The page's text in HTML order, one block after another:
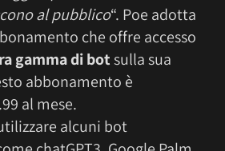
al pubblico“. Poe adotta
che offre accesso
gamma di botsulla sua
abbonamento è
al mese.
alcuni bot